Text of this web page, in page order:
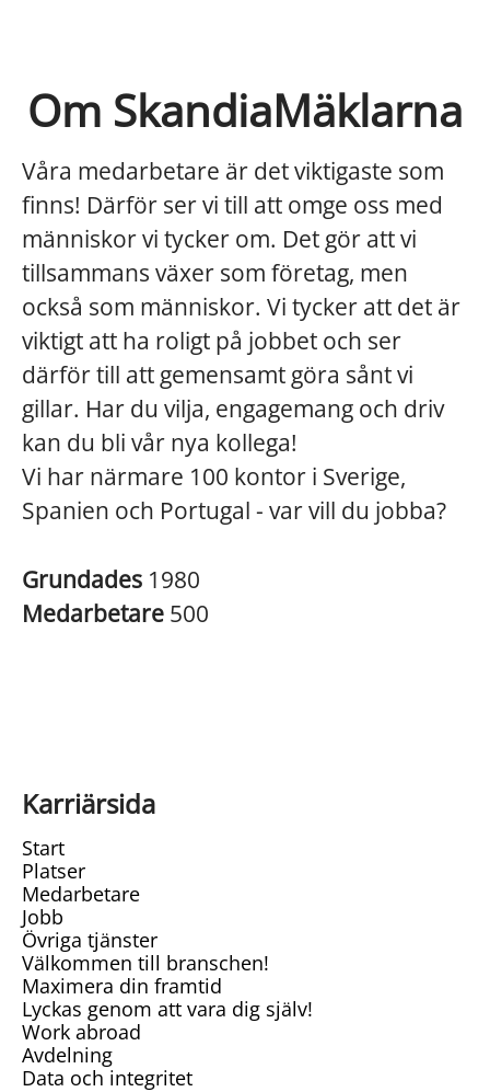
Om SkandiaMäklarna
Våra medarbetare är det viktigaste som
finns! Därför ser vi till att omge oss med
människor vi tycker om. Det gör att vi
tillsammans växer som företag, men
också som människor. Vi tycker att det är
viktigt att ha roligt på jobbet och ser
därför till att gemensamt göra sånt vi
gillar. Har du vilja, engagemang och driv
kan du bli vår nya kollega!
Vi har närmare 100 kontor i Sverige,
Spanien och Portugal - var vill du jobba?
Grundades 1980
Medarbetare 500
Karriärsida
Start
Platser
Medarbetare
Jobb
Övriga tjänster
Välkommen till branschen!
Maximera din framtid
Lyckas genom att vara dig själv!
Work abroad
Avdelning
Data och integritet